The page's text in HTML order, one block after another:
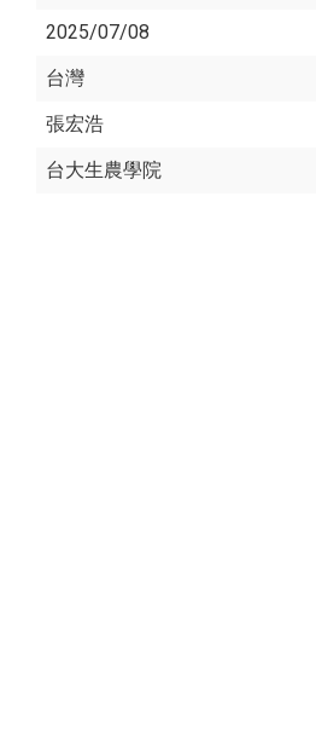
2025/07/08
台灣
張宏浩
台大生農學院